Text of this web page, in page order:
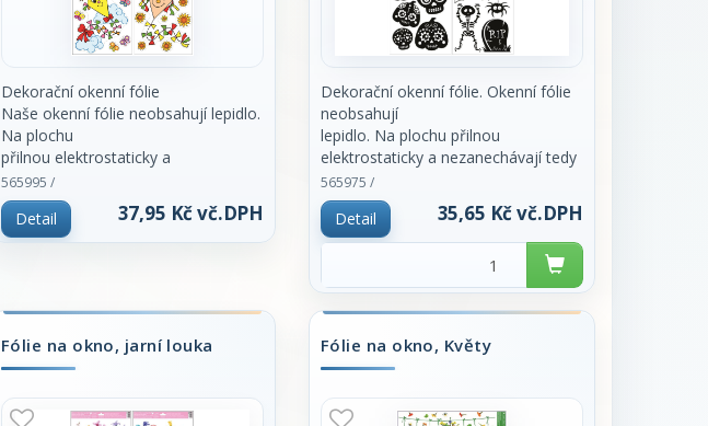
Dekorační okenní fólie
Naše okenní fólie neobsahují lepidlo.
Na plochu
přilnou elektrostaticky a
nezanechávají tedy po sobě žádnou
stopu. Vhodné
jsou jakékoli hladké plochy,
například sklo, výlohy, zrcadla nebo
Čisté - bez lepidla - opakovaně
Použití:
1. Doporučujeme před použitím
plochu očistit od
565995 /
Detail 37,95 Kč vč.DPH
Dekorační okenní fólie. Okenní fólie
neobsahují
lepidlo. Na plochu přilnou
elektrostaticky a nezanechávají tedy
po sobě
žádnou stopu. Vhodné jsou jakékoli
hladké plochy, například sklo, výlohy,
zrcadla
nebo kachličky. Cena za kus.
565975 /
Detail 35,65 Kč vč.DPH
Fólie na okno, jarní louka Fólie na okno, Květy